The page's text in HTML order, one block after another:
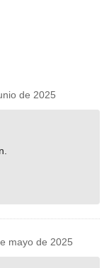
de 2025
mayo de 2025